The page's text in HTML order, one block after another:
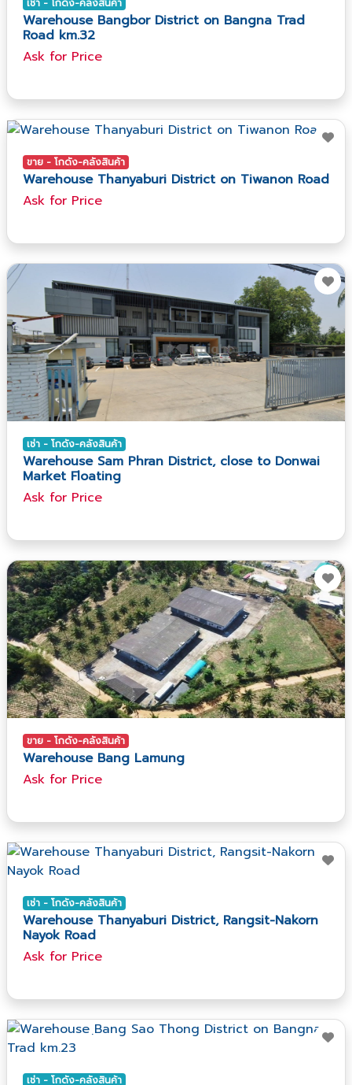
เช่า - โกดัง-คลังสินค้า
Warehouse Bangbor District on Bangna Trad
Road km.32
Ask​ for​ Price
ขาย - โกดัง-คลังสินค้า
Warehouse Thanyaburi District on Tiwanon Road
Ask​ for​ Price
เช่า - โกดัง-คลังสินค้า
Warehouse Sam Phran District, close to Donwai
Market Floating
Ask​ for​ Price
ขาย - โกดัง-คลังสินค้า
Warehouse Bang Lamung
Ask​ for​ Price
เช่า - โกดัง-คลังสินค้า
Warehouse Thanyaburi District, Rangsit-Nakorn
Nayok Road
Ask​ for​ Price
เช่า - โกดัง-คลังสินค้า